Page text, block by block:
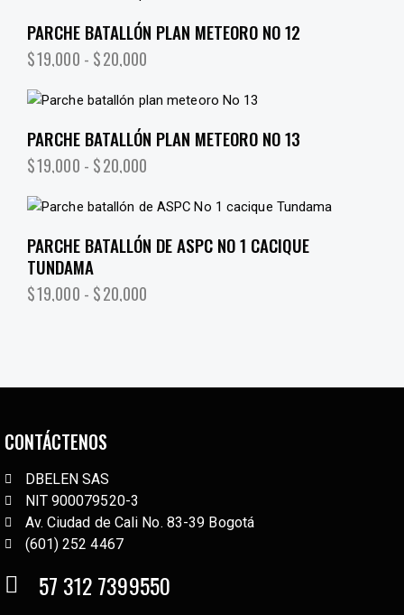
PARCHE BATALLÓN PLAN METEORO NO 12
$19,000 - $20,000
PARCHE BATALLÓN PLAN METEORO NO 13
$19,000 - $20,000
PARCHE BATALLÓN DE ASPC NO 1 CACIQUE
TUNDAMA
$19,000 - $20,000
CONTÁCTENOS
DBELEN SAS
NIT 900079520-3
Av. Ciudad de Cali No. 83-39 Bogotá
(601) 252 4467
57 312 7399550